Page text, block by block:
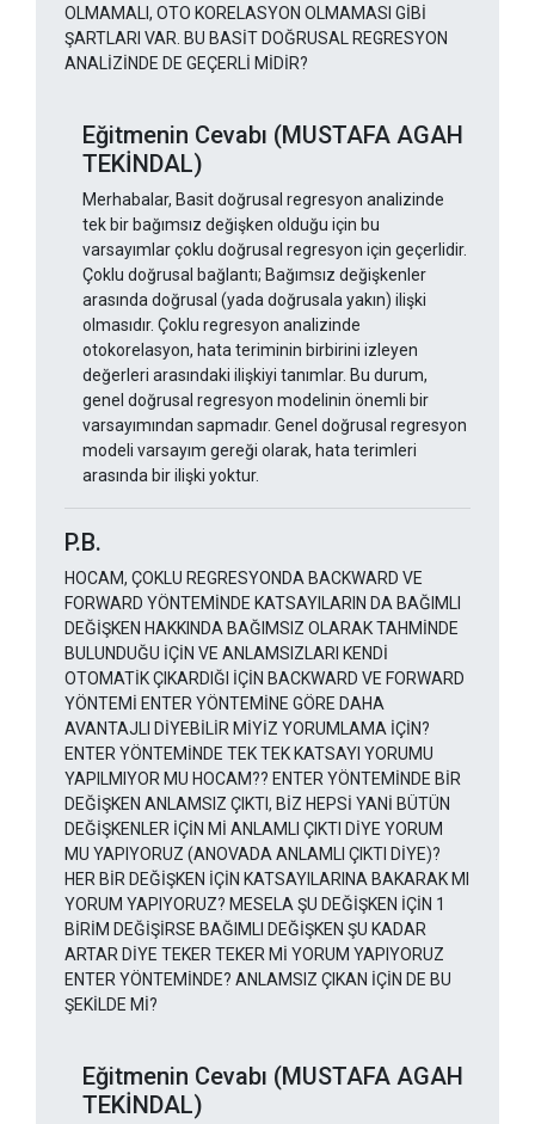
OLMAMALI, OTO KORELASYON OLMAMASI GİBİ
ŞARTLARI VAR. BU BASİT DOĞRUSAL REGRESYON
ANALİZİNDE DE GEÇERLİ MİDİR?
Eğitmenin Cevabı (MUSTAFA AGAH
TEKİNDAL)
Merhabalar, Basit doğrusal regresyon analizinde
tek bir bağımsız değişken olduğu için bu
varsayımlar çoklu doğrusal regresyon için geçerlidir.
Çoklu doğrusal bağlantı; Bağımsız değişkenler
arasında doğrusal (yada doğrusala yakın) ilişki
olmasıdır. Çoklu regresyon analizinde
otokorelasyon, hata teriminin birbirini izleyen
değerleri arasındaki ilişkiyi tanımlar. Bu durum,
genel doğrusal regresyon modelinin önemli bir
varsayımından sapmadır. Genel doğrusal regresyon
modeli varsayım gereği olarak, hata terimleri
arasında bir ilişki yoktur.
P.B.
HOCAM, ÇOKLU REGRESYONDA BACKWARD VE
FORWARD YÖNTEMİNDE KATSAYILARIN DA BAĞIMLI
DEĞİŞKEN HAKKINDA BAĞIMSIZ OLARAK TAHMİNDE
BULUNDUĞU İÇİN VE ANLAMSIZLARI KENDİ
OTOMATİK ÇIKARDIĞI İÇİN BACKWARD VE FORWARD
YÖNTEMİ ENTER YÖNTEMİNE GÖRE DAHA
AVANTAJLI DİYEBİLİR MİYİZ YORUMLAMA İÇİN?
ENTER YÖNTEMİNDE TEK TEK KATSAYI YORUMU
YAPILMIYOR MU HOCAM?? ENTER YÖNTEMİNDE BİR
DEĞİŞKEN ANLAMSIZ ÇIKTI, BİZ HEPSİ YANİ BÜTÜN
DEĞİŞKENLER İÇİN Mİ ANLAMLI ÇIKTI DİYE YORUM
MU YAPIYORUZ (ANOVADA ANLAMLI ÇIKTI DİYE)?
HER BİR DEĞİŞKEN İÇİN KATSAYILARINA BAKARAK MI
YORUM YAPIYORUZ? MESELA ŞU DEĞİŞKEN İÇİN 1
BİRİM DEĞİŞİRSE BAĞIMLI DEĞİŞKEN ŞU KADAR
ARTAR DİYE TEKER TEKER Mİ YORUM YAPIYORUZ
ENTER YÖNTEMİNDE? ANLAMSIZ ÇIKAN İÇİN DE BU
ŞEKİLDE Mİ?
Eğitmenin Cevabı (MUSTAFA AGAH
TEKİNDAL)